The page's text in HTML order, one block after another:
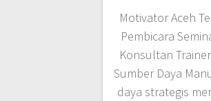
Motivator Aceh
Pembicara
Konsultan
Sumber Daya
daya strategis